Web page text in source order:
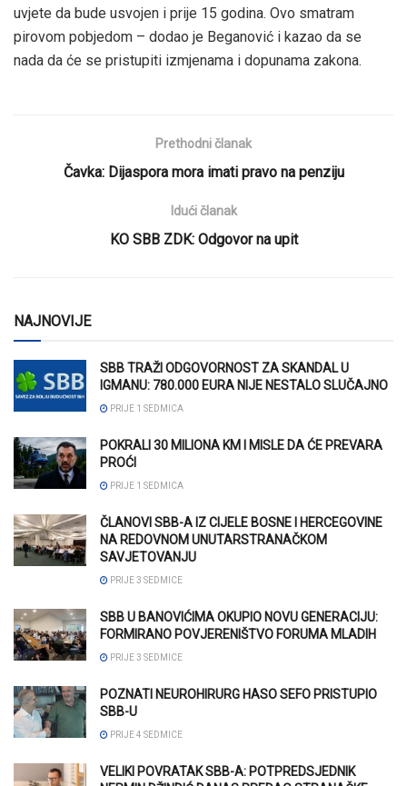
uvjete da bude usvojen i prije 15 godina. Ovo smatram
pirovom pobjedom – dodao je Beganović i kazao da se
nada da će se pristupiti izmjenama i dopunama zakona.
Prethodni članak
Čavka: Dijaspora mora imati pravo na penziju
Idući članak
KO SBB ZDK: Odgovor na upit
NAJNOVIJE
SBB TRAŽI ODGOVORNOST ZA SKANDAL U
IGMANU: 780.000 EURA NIJE NESTALO SLUČAJNO
PRIJE 1 SEDMICA
POKRALI 30 MILIONA KM I MISLE DA ĆE PREVARA
PROĆI
PRIJE 1 SEDMICA
ČLANOVI SBB-A IZ CIJELE BOSNE I HERCEGOVINE
NA REDOVNOM UNUTARSTRANAČKOM
SAVJETOVANJU
PRIJE 3 SEDMICE
SBB U BANOVIĆIMA OKUPIO NOVU GENERACIJU:
FORMIRANO POVJERENIŠTVO FORUMA MLADIH
PRIJE 3 SEDMICE
POZNATI NEUROHIRURG HASO SEFO PRISTUPIO
SBB-U
PRIJE 4 SEDMICE
VELIKI POVRATAK SBB-A: POTPREDSJEDNIK